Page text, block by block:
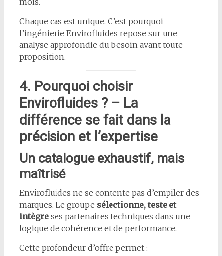
Chaque cas est unique. C’est pourquoi
l’ingénierie Envirofluides repose sur une
analyse approfondie du besoin avant toute
proposition.
4. Pourquoi choisir
Envirofluides ? – La
différence se fait dans la
précision et l’expertise
Un catalogue exhaustif, mais
maîtrisé
Envirofluides ne se contente pas d’empiler des
marques. Le groupe sélectionne, teste et
intègreses partenaires techniques dans une
logique de cohérence et de performance.
Cette profondeur d’offre permet :